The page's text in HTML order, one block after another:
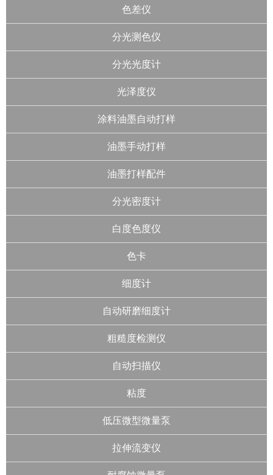
色差仪
分光测色仪
分光光度计
光泽度仪
涂料油墨自动打样
油墨手动打样
油墨打样配件
分光密度计
白度色度仪
色卡
细度计
自动研磨细度计
粗糙度检测仪
自动扫描仪
粘度
低压微型微量泵
拉伸流变仪